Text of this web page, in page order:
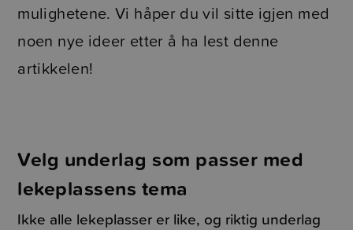
mulighetene. Vi håper du vil sitte igjen med
noen nye ideer etter å ha lest denne
artikkelen!
Velg underlag som passer med
lekeplassens tema
Ikke alle lekeplasser er like, og riktig underlag